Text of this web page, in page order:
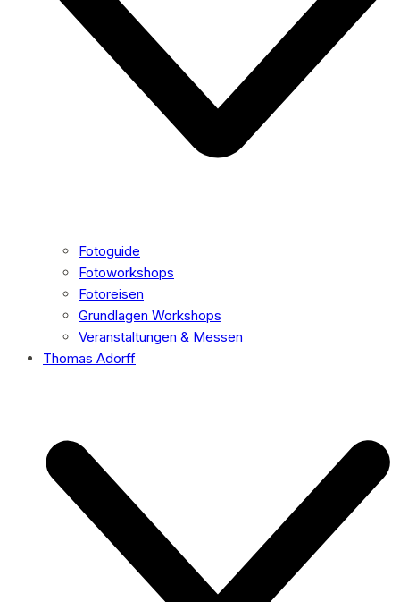
Fotoguide
Fotoworkshops
Fotoreisen
Grundlagen Workshops
Veranstaltungen & Messen
Thomas Adorff